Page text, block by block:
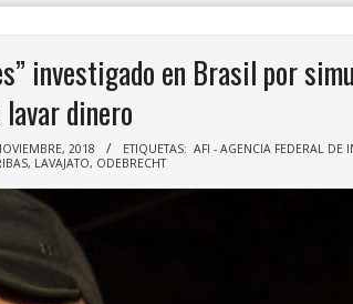
investigado en Brasil por
lavar dinero
2018 ETIQUETAS: AFI - AGENCIA FEDERAL DE
, LAVAJATO, ODEBRECHT